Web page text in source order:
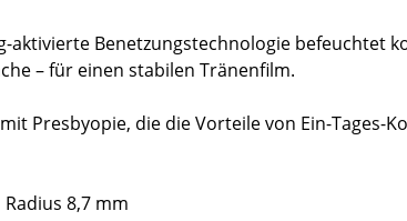
aktivierte Benetzungstechnologie befeuchtet
– für einen stabilen Tränenfilm.
Presbyopie, die die Vorteile von Ein-Tages-
8,7 mm